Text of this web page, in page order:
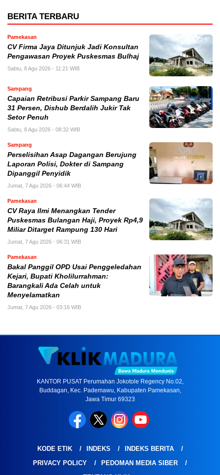
BERITA TERBARU
Pamekasan
CV Firma Jaya Ditunjuk Jadi Konsultan
Pengawasan Proyek Puskesmas Bulhaj
Sabtu, 8 Agu 2026 - 11:21 WIB
Sampang
Capaian Retribusi Parkir Sampang Baru
31 Persen, Dishub Berdalih Jukir Tak
Setor Penuh
Sabtu, 8 Agu 2026 - 08:32 WIB
Sampang
Perselisihan Asap Dagangan Berujung
Laporan Polisi, Dokter di Sampang
Dipanggil Penyidik
Jumat, 7 Agu 2026 - 06:44 WIB
Pamekasan
CV Raya Ilmi Menangkan Tender
Puskesmas Bulangan Haji, Proyek Rp4,9
Miliar Ditarget Rampung 130 Hari
Jumat, 7 Agu 2026 - 06:31 WIB
Pamekasan
Bakal Panggil OPD Usai Penggeledahan
Kejari, Bupati Kholilurrahman:
Barangkali Ada Celah untuk
Menyelamatkan
Jumat, 7 Agu 2026 - 03:16 WIB
KANTOR PUSAT Perumahan Jokotole Regency No.02,
Buddagan, Kec. Pademawu, Kabupaten Pamekasan,
Jawa Timur 69323
KODE ETIK INDEKS
INDEKS BERITA
PRIVACY POLICY
PEDOMAN MEDIA SIBER